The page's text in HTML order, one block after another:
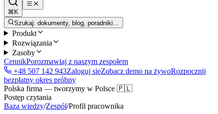
⌘K
Szukaj: dokumenty, blog, poradniki…
Produkt
Rozwiązania
Zasoby
CennikPorozmawiaj z naszym zespołem
+48 507 142 943Zaloguj sięZobacz demo na żywoRozpocznij
bezpłatny okres próbny
Polska firma — tworzymy w Polsce 🇵🇱
Postęp czytania
Baza wiedzy/Zespół/Profil pracownika